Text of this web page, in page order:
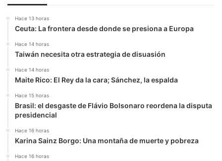
Hace 13 horas
Ceuta: La frontera desde donde se presiona a Europa
Hace 14 horas
Taiwán necesita otra estrategia de disuasión
Hace 14 horas
Maite Rico: El Rey da la cara; Sánchez, la espalda
Hace 15 horas
Brasil: el desgaste de Flávio Bolsonaro reordena la disputa
presidencial
Hace 16 horas
Karina Sainz Borgo: Una montaña de muerte y pobreza
Hace 16 horas